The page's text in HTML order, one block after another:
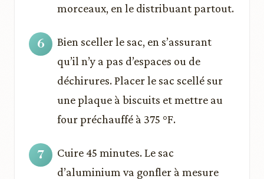
morceaux, en le distribuant partout.
Bien sceller le sac, en s’assurant
qu’il n’y a pas d’espaces ou de
déchirures. Placer le sac scellé sur
une plaque à biscuits et mettre au
four préchauffé à 375 °F.
Cuire 45 minutes. Le sac
d’aluminium va gonfler à mesure